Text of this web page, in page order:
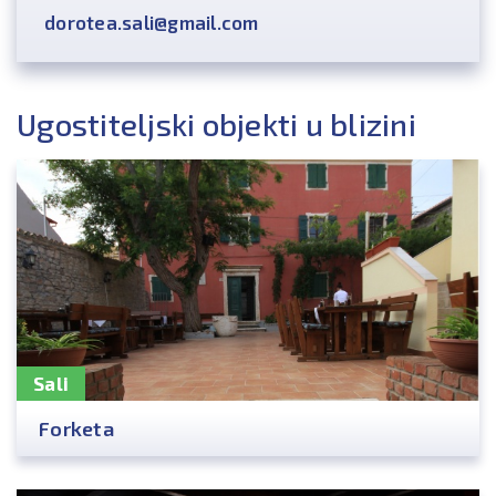
dorotea.sali@gmail.com
Ugostiteljski objekti u blizini
Sali
Forketa